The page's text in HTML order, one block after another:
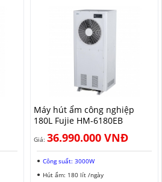
Máy hút ẩm công nghiệp
180L Fujie HM-6180EB
Giá: 36.990.000 VNĐ
Công suất: 3000W
Hút ẩm: 180 lít /ngày